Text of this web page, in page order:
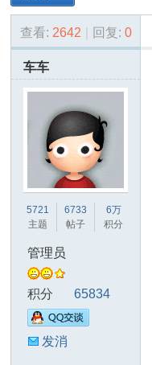
摩
友
» ›
查看: 2642 回复: 0
车车
5721
主题
6733
帖子
6万
积分
管理员
积分 65834
发消